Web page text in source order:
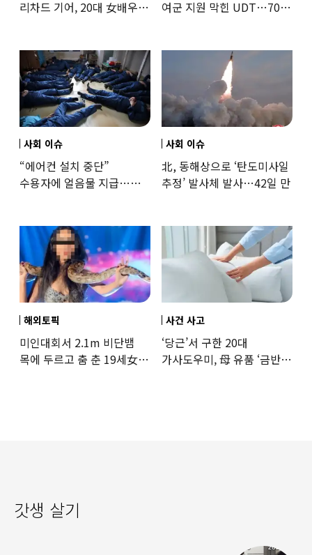
리차드 기어, 20대 女배우와
여군 지원 막힌 UDT…707
사회 이슈
“에어컨 설치 중단”
수용자에 얼음물 지급…
사회 이슈
北, 동해상으로 ‘탄도미사일
추정’ 발사체 발사…42일 만
해외토픽
미인대회서 2.1m 비단뱀
목에 두르고 춤 춘 19세女
사건 사고
‘당근’서 구한 20대
가사도우미, 母 유품 ‘금반지
갓생 살기